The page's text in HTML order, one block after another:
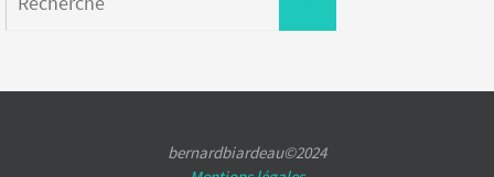
bernardbiardeau©2024